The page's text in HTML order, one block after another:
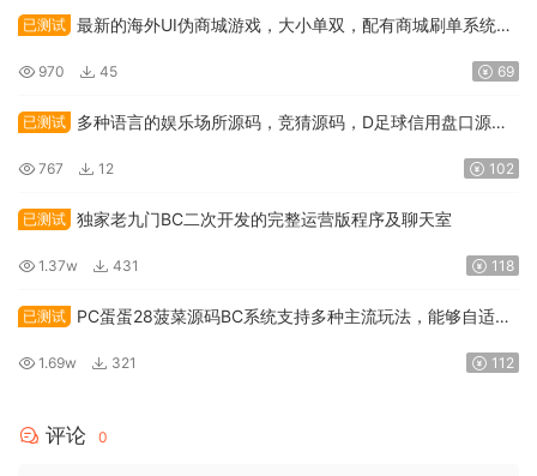
已测试 最新的海外UI伪商城游戏，大小单双，配有商城刷单系统，
970 45 69
已测试
多种语言的娱乐场所源码，竞猜源码，D足球信用盘口源
767 12 102
已测试 独家老九门BC二次开发的完整运营版程序及聊天室
1.37w 431 118
已测试
PC蛋蛋28菠菜源码BC系统支持多种主流玩法，能够自适应
1.69w 321 112
评论 0